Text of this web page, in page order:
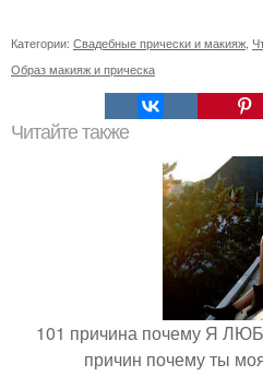
Категории: Свадебные прически и макияж
Образ макияж и прическа
Читайте также
101 причина почему Я
причин почему ты